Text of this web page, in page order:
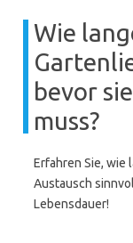
Wie
bevor
muss?
Erfahren Sie, wie
Austausch
Lebensdauer!